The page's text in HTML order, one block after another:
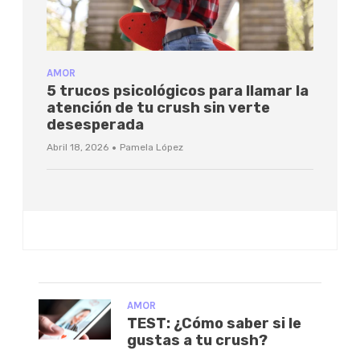
AMOR
5 trucos psicológicos para llamar la
atención de tu crush sin verte
desesperada
Abril 18, 2026 · Pamela López
AMOR
TEST: ¿Cómo saber si le
gustas a tu crush?